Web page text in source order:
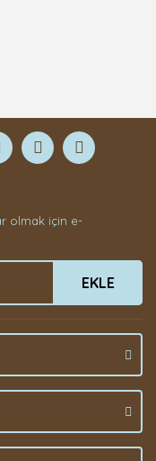
olmak için e-
EKLE